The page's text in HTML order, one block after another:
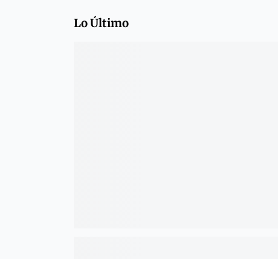
Lo Último